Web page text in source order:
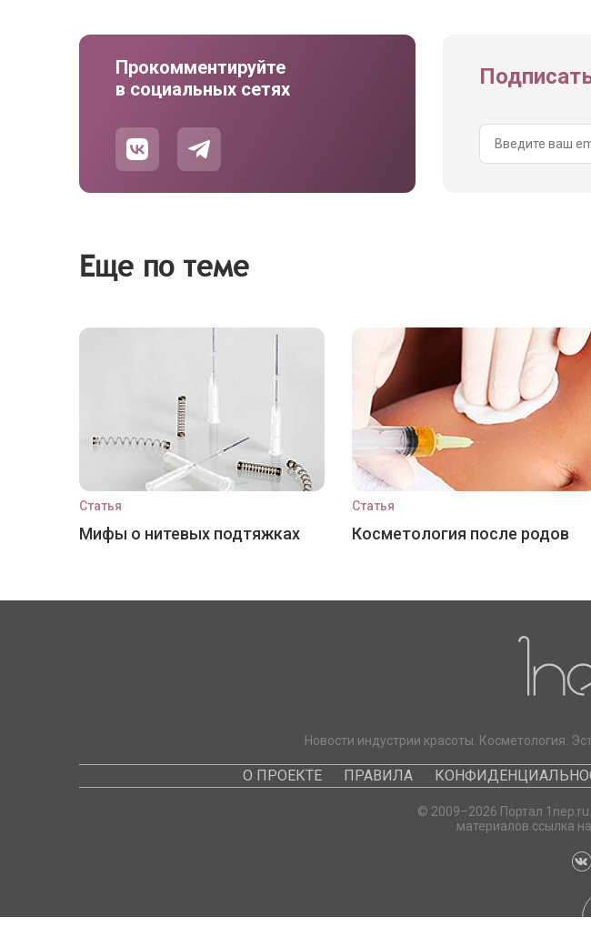
Прокомментируйте
в социальных сетях
Еще по теме
Статья
Мифы о нитевых подтяжках
Статья
Косметология после родов
Новости индустрии красоты. Косметология.
О ПРОЕКТЕ ПРАВИЛА
© 2009–2026 Портал
материалов ссылка